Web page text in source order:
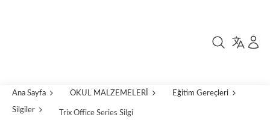
Ana Sayfa OKUL MALZEMELERİ Eğitim Gereçleri
Silgiler Trix Office Series Silgi